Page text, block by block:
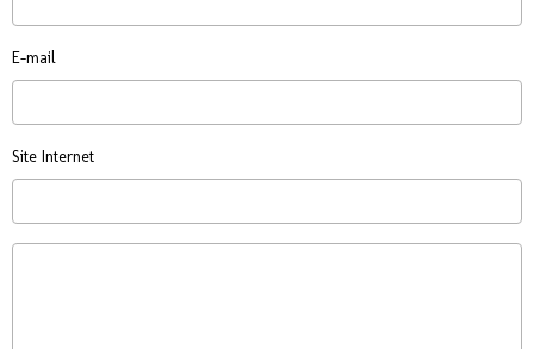
E-mail
Site Internet